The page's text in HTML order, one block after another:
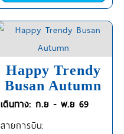
Happy Trendy
Busan Autumn
เดินทาง: ก.ย - พ.ย 69
สายการบิน: